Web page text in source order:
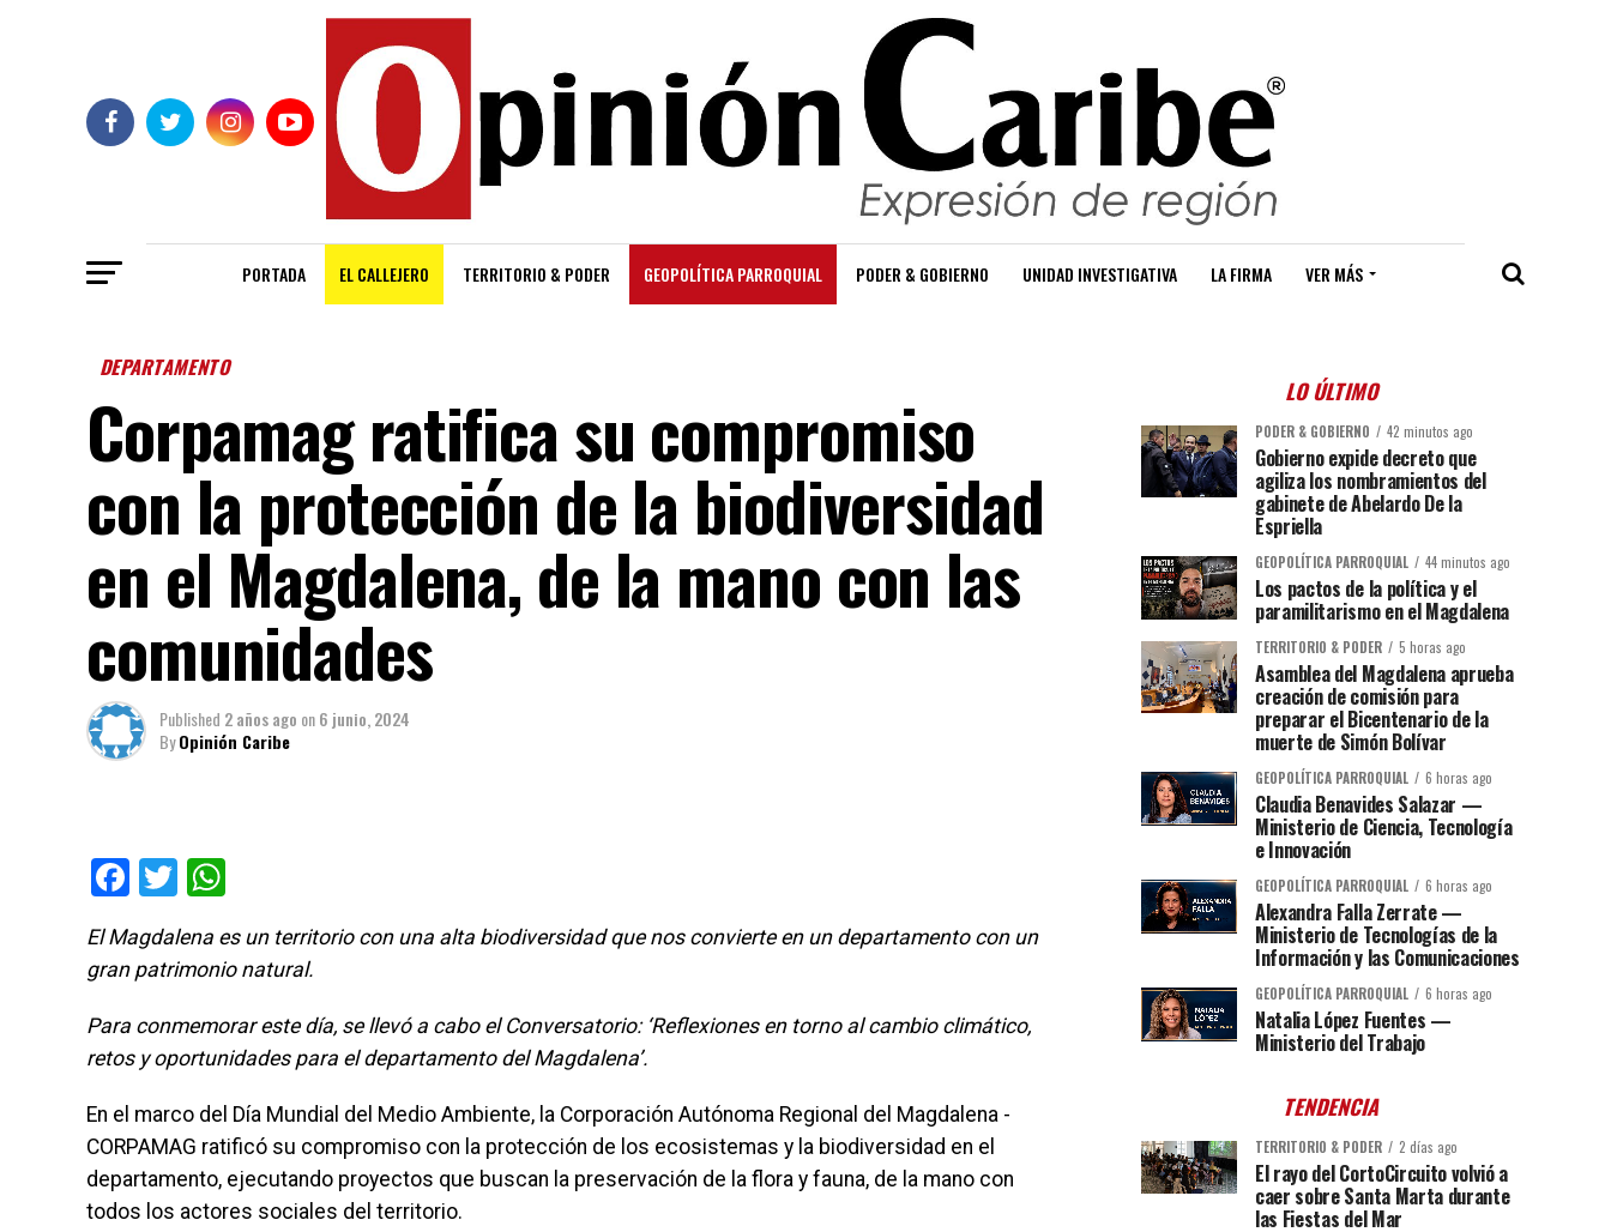
PORTADA EL CALLEJERO TERRITORIO & PODER GEOPOLÍTICA PARROQUIAL PODER & GOBIERNO UNIDAD INVESTIGATIVA LA FIRMA VER MÁS
DEPARTAMENTO
Corpamag ratifica su compromiso
con la protección de la biodiversidad
en el Magdalena, de la mano con las
comunidades
Published 2 años ago on6 junio, 2024
ByOpinión Caribe
Facebook
Twitter
El Magdalena es un territorio con una alta biodiversidad que nos convierte en un departamento con un
gran patrimonio natural.
Para conmemorar este día, se llevó a cabo el Conversatorio: ‘Reflexiones en torno al cambio climático,
retos y oportunidades para el departamento del Magdalena’.
En el marco del Día Mundial del Medio Ambiente, la Corporación Autónoma Regional del Magdalena -
CORPAMAG ratificó su compromiso con la protección de los ecosistemas y la biodiversidad en el
departamento, ejecutando proyectos que buscan la preservación de la flora y fauna, de la mano con
todos los actores sociales del territorio.
LO ÚLTIMO
PODER & GOBIERNO 42 minutos ago
Gobierno expide decreto que
agiliza los nombramientos del
gabinete de Abelardo De la
Espriella
GEOPOLÍTICA PARROQUIAL 44 minutos ago
Los pactos de la política y el
paramilitarismo en el Magdalena
TERRITORIO & PODER 5 horas ago
Asamblea del Magdalena aprueba
creación de comisión para
preparar el Bicentenario de la
muerte de Simón Bolívar
GEOPOLÍTICA PARROQUIAL 6 horas ago
Claudia Benavides Salazar —
Ministerio de Ciencia, Tecnología
e Innovación
GEOPOLÍTICA PARROQUIAL 6 horas ago
Alexandra Falla Zerrate —
Ministerio de Tecnologías de la
Información y las Comunicaciones
GEOPOLÍTICA PARROQUIAL 6 horas ago
Natalia López Fuentes —
Ministerio del Trabajo
TENDENCIA
TERRITORIO & PODER 2 días ago
El rayo del CortoCircuito volvió a
caer sobre Santa Marta durante
las Fiestas del Mar